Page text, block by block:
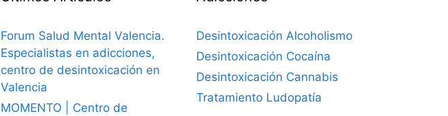
Forum Salud Mental Valencia.
Especialistas en adicciones,
centro de desintoxicación en
Valencia
MOMENTO | Centro de
Desintoxicación Alcoholismo
Desintoxicación Cocaína
Desintoxicación Cannabis
Tratamiento Ludopatía